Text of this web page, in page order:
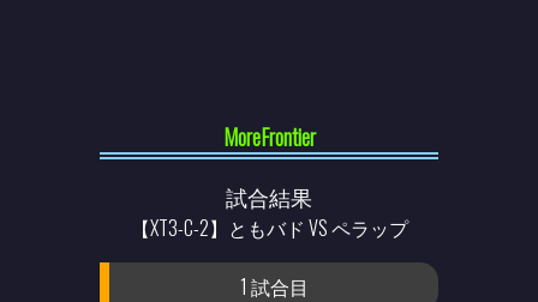
MoreFrontier
試合結果
【XT3-C-2】ともバド VS ペラップ
1 試合目